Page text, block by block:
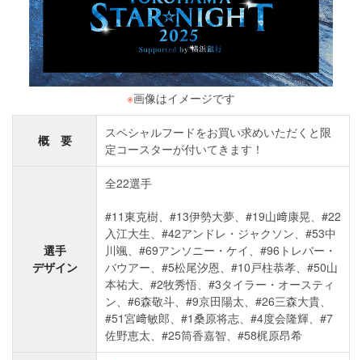
※画像はイメージです
概 要
スペシャルフードをお買い求めいただくと限
定コースターが付いてきます！
選手
デザイン
全22選手
#11東克樹、#13伊勢大夢、#19山﨑康晃、#22
入江大生、#42アンドレ・ジャクソン、#53中
川颯、#69アンソニー・ケイ、#96トレバー・
バウアー、#5松尾汐恩、#10戸柱恭孝、#50山
本祐大、#2牧秀悟、#3タイラー・オースティ
ン、#6森敬斗、#9京田陽太、#26三森大貴、
#51宮﨑敏郎、#1桑原将志、#4度会隆輝、#7
佐野恵太、#25筒香嘉智、#58梶原昂希